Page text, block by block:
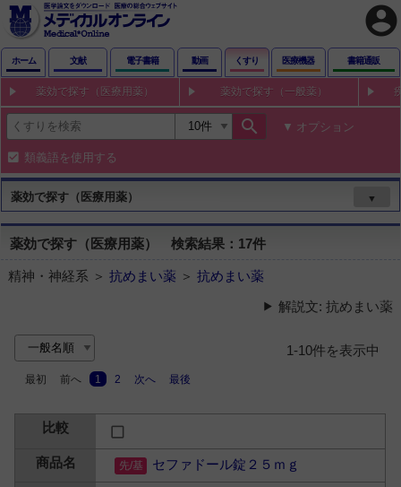
account_circle
ホーム 文献 電子書籍 動画 くすり 医療機器 書籍通販
薬効で探す（医療用薬） 薬効で探す（一般薬）
search オプション
類義語を使用する
薬効で探す（医療用薬） ▼
薬効で探す（医療用薬） 検索結果：17件
精神・神経系 ＞ 抗めまい薬 ＞ 抗めまい薬
解説文: 抗めまい薬
1-10件を表示中
最初 前へ 1 2 次へ 最後
セファドール錠２５ｍｇ